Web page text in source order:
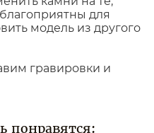
для
модель из другого
гравировки и
понравятся: